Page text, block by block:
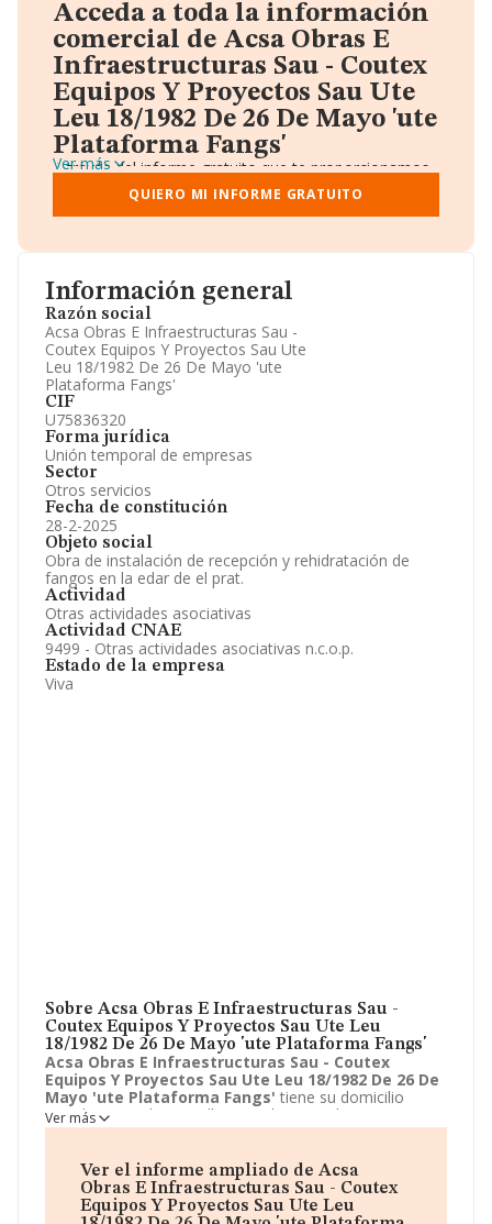
Información general
Razón social
Acsa Obras E Infraestructuras Sau -
Coutex Equipos Y Proyectos Sau Ute
Leu 18/1982 De 26 De Mayo 'ute
Plataforma Fangs'
CIF
U75836320
Forma jurídica
Unión temporal de empresas
Sector
Otros servicios
Fecha de constitución
28-2-2025
Objeto social
Obra de instalación de recepción y rehidratación de
fangos en la edar de el prat.
Actividad
Otras actividades asociativas
Actividad CNAE
9499 - Otras actividades asociativas n.c.o.p.
Estado de la empresa
Viva
Sobre Acsa Obras E Infraestructuras Sau -
Coutex Equipos Y Proyectos Sau Ute Leu
18/1982 De 26 De Mayo 'ute Plataforma Fangs'
Acsa Obras E Infraestructuras Sau - Coutex
Equipos Y Proyectos Sau Ute Leu 18/1982 De 26 De
Mayo 'ute Plataforma Fangs' tiene su domicilio
social registrado en Calle Miguel Hernandez, 31,
L'hospitalet de Llobregat, Barcelona. Enmarca su
asociativas n.c.o.p..Acsa Obras E Infraestructuras
Sau - Coutex Equipos Y Proyectos Sau Ute Leu
18/1982 De 26 De Mayo 'ute Plataforma Fangs'
Ver más
Ver el informe ampliado de Acsa
Obras E Infraestructuras Sau - Coutex
Equipos Y Proyectos Sau Ute Leu
Acceda a toda la información
comercial de Acsa Obras E
Infraestructuras Sau - Coutex
Equipos Y Proyectos Sau Ute
Leu 18/1982 De 26 De Mayo 'ute
Plataforma Fangs'
A través del informe gratuito que te proporcionamos
desde Einforma, donde vas a encontrar:
Datos identificativos: Denominación, CIF,
Teléfono, Domicilio.
Gráficos de Evolución Ventas y Empleados.
Directivos y Ejecutivos.
Accionistas.
Participaciones y Vinculaciones en otras empresas.
Artículos de prensa publicados sobre la empresa.
Información oficial y registral complementaria.
Ver más
QUIERO MI INFORME GRATUITO